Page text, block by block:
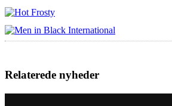
Relaterede nyheder